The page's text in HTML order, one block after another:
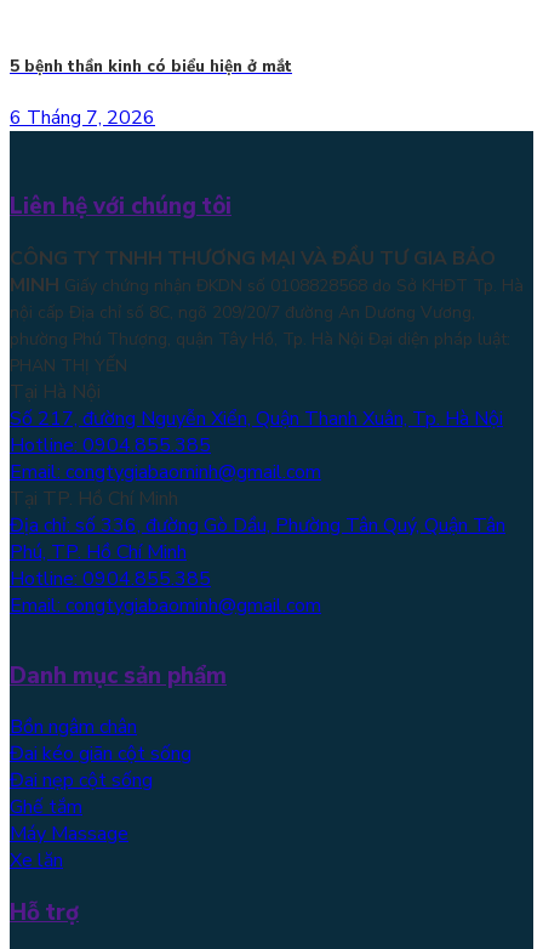
5 bệnh thần kinh có biểu hiện ở mắt
6 Tháng 7, 2026
Liên hệ với chúng tôi
CÔNG TY TNHH THƯƠNG MẠI VÀ ĐẦU TƯ GIA BẢO
MINH Giấy chứng nhận ĐKDN số 0108828568 do Sở KHĐT Tp. Hà
nội cấp Địa chỉ số 8C, ngõ 209/20/7 đường An Dương Vương,
phường Phú Thượng, quận Tây Hồ, Tp. Hà Nội Đại diện pháp luật:
PHAN THỊ YẾN
Tại Hà Nội
Số 217, đường Nguyễn Xiển, Quận Thanh Xuân, Tp. Hà Nội
Hotline: 0904.855.385
Email: congtygiabaominh@gmail.com
Tại TP. Hồ Chí Minh
Địa chỉ: số 336, đường Gò Dầu, Phường Tân Quý, Quận Tân
Phú, TP. Hồ Chí Minh
Hotline: 0904.855.385
Email: congtygiabaominh@gmail.com
Danh mục sản phẩm
Bồn ngâm chân
Đai kéo giãn cột sống
Đai nẹp cột sống
Ghế tắm
Máy Massage
Xe lăn
Hỗ trợ